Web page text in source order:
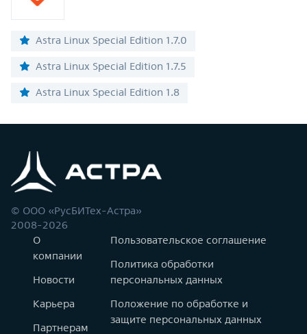
Astra Linux Special Edition 1.7.0
Astra Linux Special Edition 1.7.5
Astra Linux Special Edition 1.8
© ООО «РусБИТех-Астра»
2008-2026
О
компании
Новости
Карьера
Партнерам
Пользовательское соглашение
Политика обработки
персональных данных
Положение по обработке и
защите персональных данных